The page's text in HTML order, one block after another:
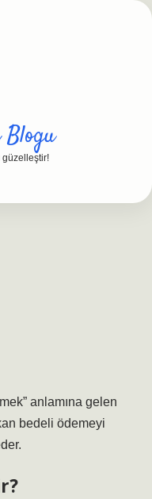
güzelleştir!
anlamına gelen
bedeli ödemeyi